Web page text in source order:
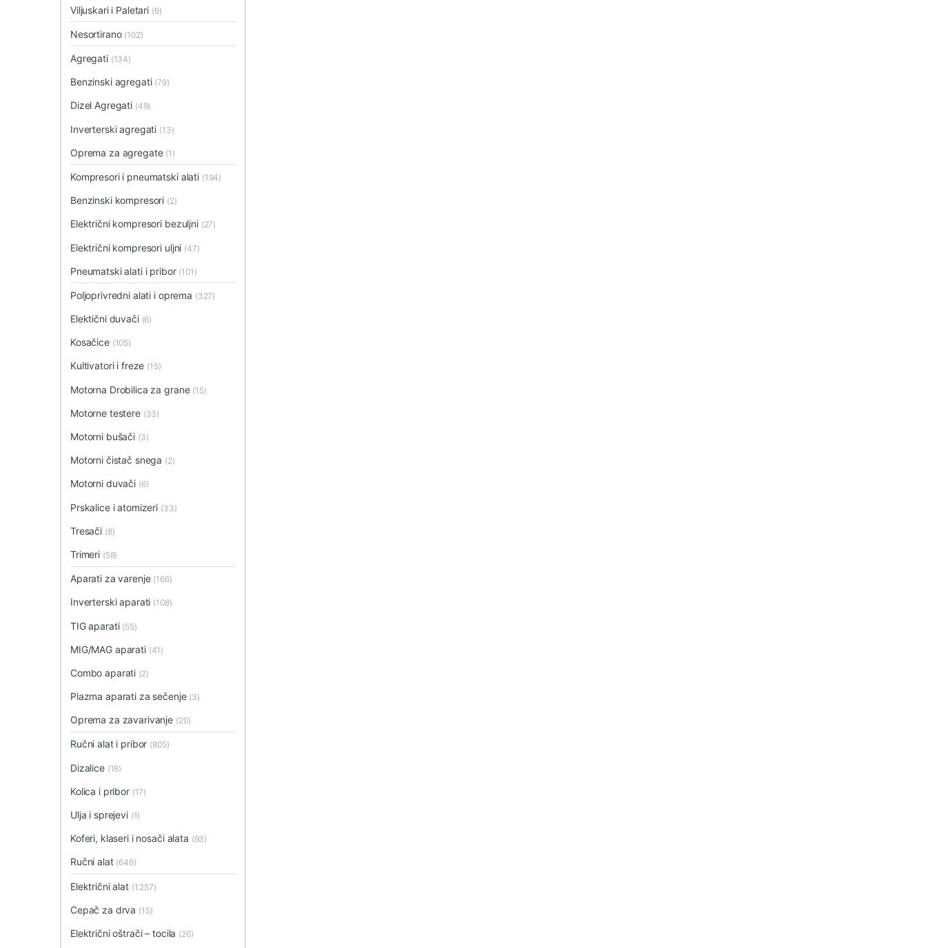
Viljuskari i Paletari (6)
Nesortirano (102)
Agregati (134)
Benzinski agregati (79)
Dizel Agregati (49)
Inverterski agregati (13)
Oprema za agregate (1)
Kompresori i pneumatski alati (194)
Benzinski kompresori (2)
Električni kompresori bezuljni (27)
Električni kompresori uljni (47)
Pneumatski alati i pribor (101)
Poljoprivredni alati i oprema (327)
Elektični duvači (6)
Kosačice (105)
Kultivatori i freze (15)
Motorna Drobilica za grane (15)
Motorne testere (33)
Motorni bušači (3)
Motorni čistač snega (2)
Motorni duvači (6)
Prskalice i atomizeri (33)
Tresači (8)
Trimeri (58)
Aparati za varenje (166)
Inverterski aparati (108)
TIG aparati (55)
MIG/MAG aparati (41)
Combo aparati (2)
Plazma aparati za sečenje (3)
Oprema za zavarivanje (20)
Ručni alat i pribor (805)
Dizalice (18)
Kolica i pribor (17)
Ulja i sprejevi (1)
Koferi, klaseri i nosači alata (93)
Ručni alat (646)
Električni alat (1.257)
Cepač za drva (15)
Električni oštrači – tocila (26)